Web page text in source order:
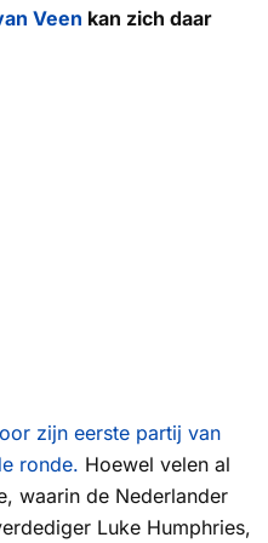
Veen kan zich daar
zijn eerste partij van
ronde. Hoewel velen al
waarin de Nederlander
Luke Humphries,